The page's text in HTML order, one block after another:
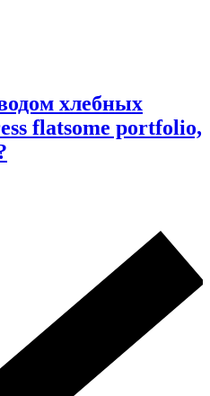
хлебных
flatsome portfolio,